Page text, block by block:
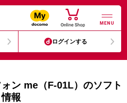
MENU
ログインする
ン me（F-01L）のソフト
報